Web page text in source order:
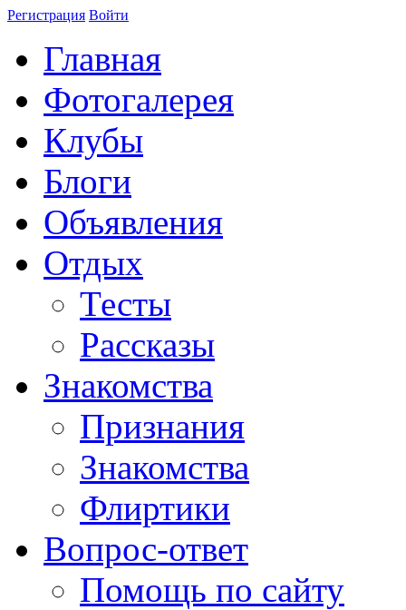
Регистрация Войти
Главная
Фотогалерея
Клубы
Блоги
Объявления
Отдых
Тесты
Рассказы
Знакомства
Признания
Знакомства
Флиртики
Вопрос-ответ
Помощь по сайту